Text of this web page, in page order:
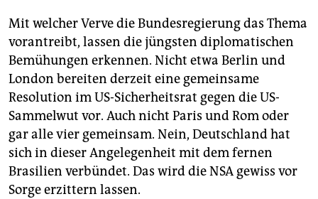
Mit welcher Verve die Bundesregierung das Thema
vorantreibt, lassen die jüngsten diplomatischen
Bemühungen erkennen. Nicht etwa Berlin und
London bereiten derzeit eine gemeinsame
Resolution im US-Sicherheitsrat gegen die US-
Sammelwut vor. Auch nicht Paris und Rom oder
gar alle vier gemeinsam. Nein, Deutschland hat
sich in dieser Angelegenheit mit dem fernen
Brasilien verbündet. Das wird die NSA gewiss vor
Sorge erzittern lassen.